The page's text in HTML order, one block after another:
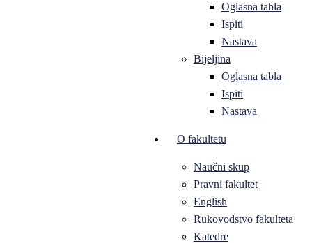
Oglasna tabla
Ispiti
Nastava
Bijeljina
Oglasna tabla
Ispiti
Nastava
O fakultetu
Naučni skup
Pravni fakultet
English
Rukovodstvo fakulteta
Katedre